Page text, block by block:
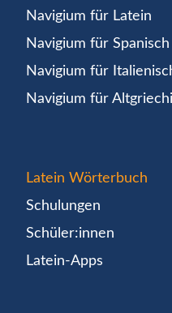
Navigium für Latein
Navigium für Spanisch
Navigium für
Navigium für
Latein Wörterbuch
Schulungen
Schüler:innen
Latein-Apps